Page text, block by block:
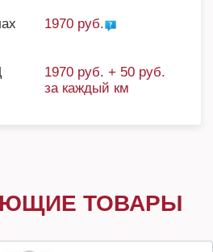
1970 руб.
1970 руб. + 50 руб.
за каждый км
ТОВАРЫ